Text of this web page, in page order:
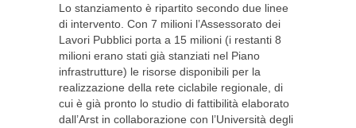
Lo stanziamento è ripartito secondo due linee
di intervento. Con 7 milioni l’Assessorato dei
Lavori Pubblici porta a 15 milioni (i restanti 8
milioni erano stati già stanziati nel Piano
infrastrutture) le risorse disponibili per la
realizzazione della rete ciclabile regionale, di
cui è già pronto lo studio di fattibilità elaborato
dall’Arst in collaborazione con l’Università degli